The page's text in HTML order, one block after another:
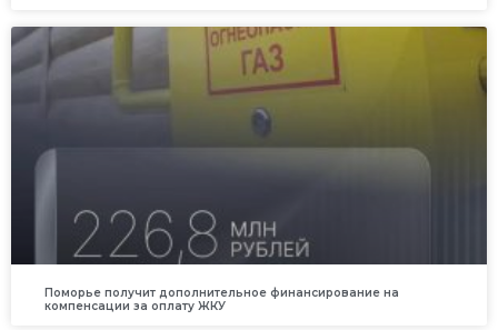
Поморье получит дополнительное финансирование на
компенсации за оплату ЖКУ